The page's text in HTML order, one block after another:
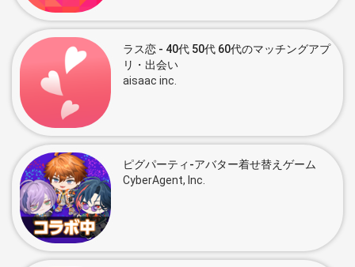
ラス恋 ‐ 40代 50代 60代のマッチングアプ
リ・出会い
aisaac inc.
ピグパーティ-アバター着せ替えゲーム
CyberAgent, Inc.